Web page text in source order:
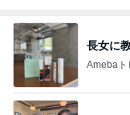
長女に
Amebaト